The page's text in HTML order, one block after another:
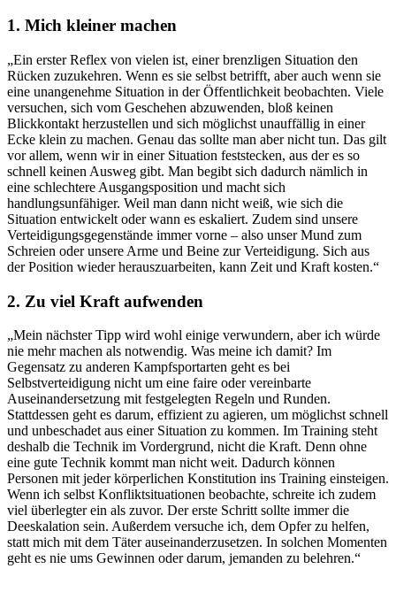
1. Mich kleiner machen
„Ein erster Reflex von vielen ist, einer brenzligen Situation den
Rücken zuzukehren. Wenn es sie selbst betrifft, aber auch wenn sie
eine unangenehme Situation in der Öffentlichkeit beobachten. Viele
versuchen, sich vom Geschehen abzuwenden, bloß keinen
Blickkontakt herzustellen und sich möglichst unauffällig in einer
Ecke klein zu machen. Genau das sollte man aber nicht tun. Das gilt
vor allem, wenn wir in einer Situation feststecken, aus der es so
schnell keinen Ausweg gibt. Man begibt sich dadurch nämlich in
eine schlechtere Ausgangsposition und macht sich
handlungsunfähiger. Weil man dann nicht weiß, wie sich die
Situation entwickelt oder wann es eskaliert. Zudem sind unsere
Verteidigungsgegenstände immer vorne – also unser Mund zum
Schreien oder unsere Arme und Beine zur Verteidigung. Sich aus
der Position wieder herauszuarbeiten, kann Zeit und Kraft kosten.“
2. Zu viel Kraft aufwenden
„Mein nächster Tipp wird wohl einige verwundern, aber ich würde
nie mehr machen als notwendig. Was meine ich damit? Im
Gegensatz zu anderen Kampfsportarten geht es bei
Selbstverteidigung nicht um eine faire oder vereinbarte
Auseinandersetzung mit festgelegten Regeln und Runden.
Stattdessen geht es darum, effizient zu agieren, um möglichst schnell
und unbeschadet aus einer Situation zu kommen. Im Training steht
deshalb die Technik im Vordergrund, nicht die Kraft. Denn ohne
eine gute Technik kommt man nicht weit. Dadurch können
Personen mit jeder körperlichen Konstitution ins Training einsteigen.
Wenn ich selbst Konfliktsituationen beobachte, schreite ich zudem
viel überlegter ein als zuvor. Der erste Schritt sollte immer die
Deeskalation sein. Außerdem versuche ich, dem Opfer zu helfen,
statt mich mit dem Täter auseinanderzusetzen. In solchen Momenten
geht es nie ums Gewinnen oder darum, jemanden zu belehren.“